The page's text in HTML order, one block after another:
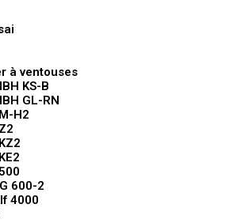
à ventouses
KS-B
GL-RN
H2
600-2
4000